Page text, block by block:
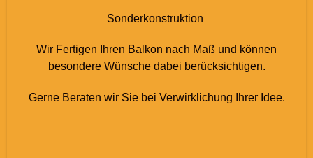
Sonderkonstruktion
Wir Fertigen Ihren Balkon nach Maß und können
besondere Wünsche dabei berücksichtigen.
Gerne Beraten wir Sie bei Verwirklichung Ihrer Idee.